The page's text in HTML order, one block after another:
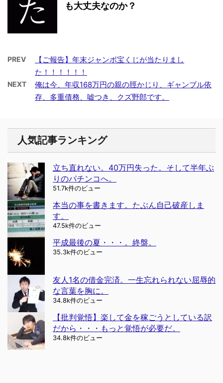
も大丈夫なのか？
PREV
【ご報告】年末ジャンボ宝くじが当たりまし
た！！！！！！
NEXT
俺は今、年収168万円の親の脛かじり、ギャンブル依
存、多重債務、嘘つき、クズ野郎です。
人気記事ランキング
立ち直れない。40万円失った。そして半年ぶ
りのパチンコへ。
51.7k件のビュー
本当の事を書きます。たぶん自己破産しま
す。
47.5k件のビュー
平成最後の夏・・・。終盤。
35.3k件のビュー
友人1名の借金完済。一生忘れられない屈辱的
な言葉を胸に。
34.8k件のビュー
【批判覚悟】楽して金を稼ごうとしている訳
だから・・・もっと覚悟が必要だ。
34.8k件のビュー